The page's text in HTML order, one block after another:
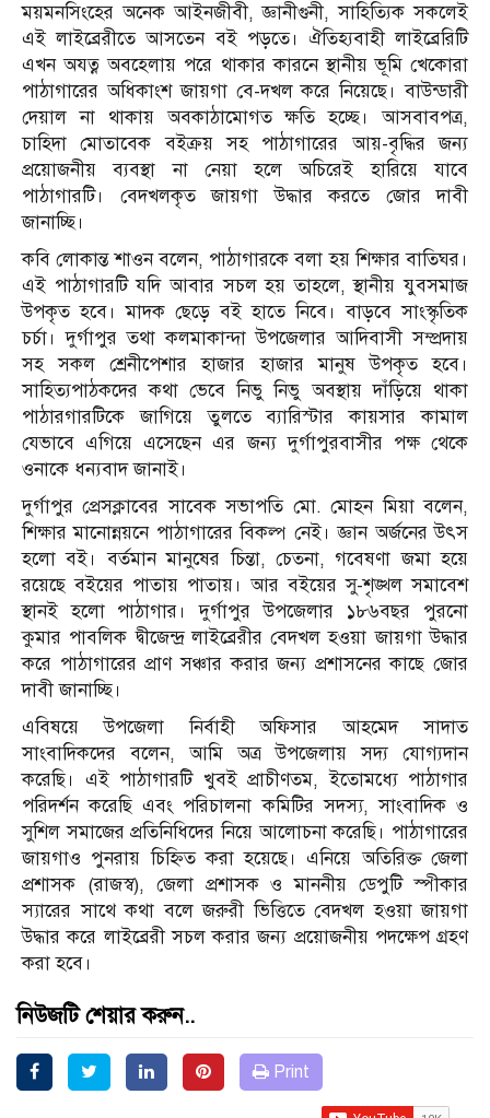
ময়মনসিংহের অনেক আইনজীবী, জ্ঞানীগুনী, সাহিত্যিক সকলেই
এই লাইব্রেরীতে আসতেন বই পড়তে। ঐতিহ্যবাহী লাইব্রেরিটি
এখন অযত্ন অবহেলায় পরে থাকার কারনে স্থানীয় ভূমি খেকোরা
পাঠাগারের অধিকাংশ জায়গা বে-দখল করে নিয়েছে। বাউন্ডারী
দেয়াল না থাকায় অবকাঠামোগত ক্ষতি হচ্ছে। আসবাবপত্র,
চাহিদা মোতাবেক বইক্রয় সহ পাঠাগারের আয়-বৃদ্ধির জন্য
প্রয়োজনীয় ব্যবস্থা না নেয়া হলে অচিরেই হারিয়ে যাবে
পাঠাগারটি। বেদখলকৃত জায়গা উদ্ধার করতে জোর দাবী
জানাচ্ছি।
কবি লোকান্ত শাওন বলেন, পাঠাগারকে বলা হয় শিক্ষার বাতিঘর।
এই পাঠাগারটি যদি আবার সচল হয় তাহলে, স্থানীয় যুবসমাজ
উপকৃত হবে। মাদক ছেড়ে বই হাতে নিবে। বাড়বে সাংস্কৃতিক
চর্চা। দুর্গাপুর তথা কলমাকান্দা উপজেলার আদিবাসী সম্প্রদায়
সহ সকল শ্রেনীপেশার হাজার হাজার মানুষ উপকৃত হবে।
সাহিত্যপাঠকদের কথা ভেবে নিভু নিভু অবস্থায় দাঁড়িয়ে থাকা
পাঠারগারটিকে জাগিয়ে তুলতে ব্যারিস্টার কায়সার কামাল
যেভাবে এগিয়ে এসেছেন এর জন্য দুর্গাপুরবাসীর পক্ষ থেকে
ওনাকে ধন্যবাদ জানাই।
দুর্গাপুর প্রেসক্লাবের সাবেক সভাপতি মো. মোহন মিয়া বলেন,
শিক্ষার মানোন্নয়নে পাঠাগারের বিকল্প নেই। জ্ঞান অর্জনের উৎস
হলো বই। বর্তমান মানুষের চিন্তা, চেতনা, গবেষণা জমা হয়ে
রয়েছে বইয়ের পাতায় পাতায়। আর বইয়ের সু-শৃঙ্খল সমাবেশ
স্থানই হলো পাঠাগার। দুর্গাপুর উপজেলার ১৮৬বছর পুরনো
কুমার পাবলিক দ্বীজেন্দ্র লাইব্রেরীর বেদখল হওয়া জায়গা উদ্ধার
করে পাঠাগারের প্রাণ সঞ্চার করার জন্য প্রশাসনের কাছে জোর
দাবী জানাচ্ছি।
এবিষয়ে উপজেলা নির্বাহী অফিসার আহমেদ সাদাত
সাংবাদিকদের বলেন, আমি অত্র উপজেলায় সদ্য যোগ্যদান
করেছি। এই পাঠাগারটি খুবই প্রাচীণতম, ইতোমধ্যে পাঠাগার
পরিদর্শন করেছি এবং পরিচালনা কমিটির সদস্য, সাংবাদিক ও
সুশিল সমাজের প্রতিনিধিদের নিয়ে আলোচনা করেছি। পাঠাগারের
জায়গাও পুনরায় চিহ্নিত করা হয়েছে। এনিয়ে অতিরিক্ত জেলা
প্রশাসক (রাজস্ব), জেলা প্রশাসক ও মাননীয় ডেপুটি স্পীকার
স্যারের সাথে কথা বলে জরুরী ভিত্তিতে বেদখল হওয়া জায়গা
উদ্ধার করে লাইব্রেরী সচল করার জন্য প্রয়োজনীয় পদক্ষেপ গ্রহণ
করা হবে।
নিউজটি শেয়ার করুন..
Print